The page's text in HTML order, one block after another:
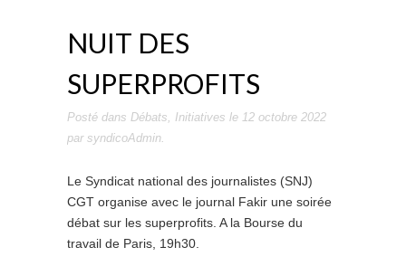
NUIT DES
SUPERPROFITS
Posté dans Débats, Initiatives le 12 octobre 2022
par syndicoAdmin.
Le Syndicat national des journalistes (SNJ)
CGT organise avec le journal Fakir une soirée
débat sur les superprofits. A la Bourse du
travail de Paris, 19h30.